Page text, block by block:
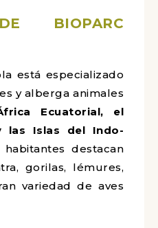
BIOPARC
está especializado
y alberga animales
Ecuatorial, el
las Islas del Indo-
destacan
gorilas, lémures,
variedad de aves